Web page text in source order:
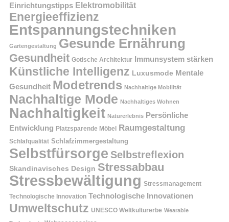
Einrichtungstipps Elektromobilität
Energieeffizienz
Entspannungstechniken
Gartengestaltung Gesunde Ernährung
Gesundheit Gotische Architektur Immunsystem stärken
Künstliche Intelligenz Luxusmode Mentale
Gesundheit Modetrends Nachhaltige Mobilität
Nachhaltige Mode Nachhaltiges Wohnen
Nachhaltigkeit Naturerlebnis Persönliche
Entwicklung Platzsparende Möbel Raumgestaltung
Schlafqualität Schlafzimmergestaltung
Selbstfürsorge Selbstreflexion
Skandinavisches Design Stressabbau
Stressbewältigung Stressmanagement
Technologische Innovation Technologische Innovationen
Umweltschutz UNESCO Weltkulturerbe Wearable